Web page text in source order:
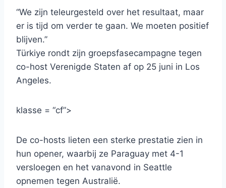
“We zijn teleurgesteld over het resultaat, maar
er is tijd om verder te gaan. We moeten positief
blijven.”
Türkiye rondt zijn groepsfasecampagne tegen
co-host Verenigde Staten af ​​op 25 juni in Los
Angeles.
klasse = “cf”>
De co-hosts lieten een sterke prestatie zien in
hun opener, waarbij ze Paraguay met 4-1
versloegen en het vanavond in Seattle
opnemen tegen Australië.